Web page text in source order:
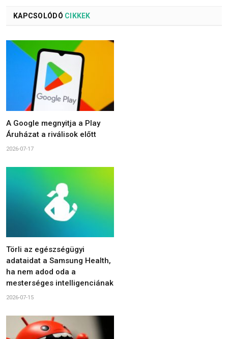
KAPCSOLÓDÓ CIKKEK
A Google megnyitja a Play
Áruházat a riválisok előtt
2026-07-17
Törli az egészségügyi
adataidat a Samsung Health,
ha nem adod oda a
mesterséges intelligenciának
2026-07-15